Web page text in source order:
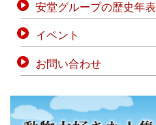
安堂グループの歴史年表
イベント
お問い合わせ